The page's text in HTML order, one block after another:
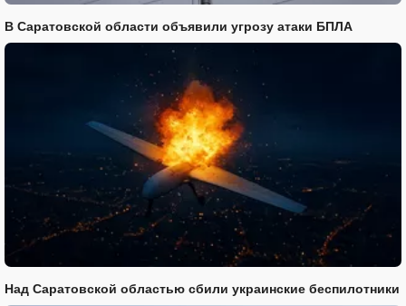
В Саратовской области объявили угрозу атаки БПЛА
Над Саратовской областью сбили украинские беспилотники